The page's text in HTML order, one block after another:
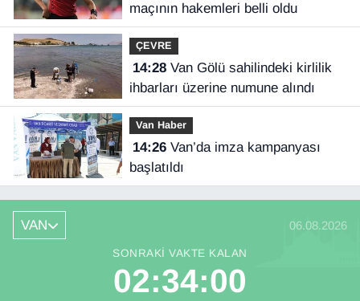
maçının hakemleri belli oldu
ÇEVRE
14:28Van Gölü sahilindeki kirlilik
ihbarları üzerine numune alındı
Van Haber
14:26Van’da imza kampanyası
başlatıldı
VAN 06.08.2026
SONRAKI VAKTE KALAN
02:34:00